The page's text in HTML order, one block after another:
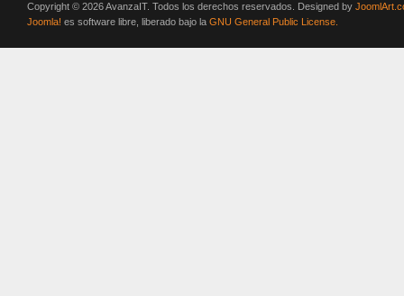
Copyright © 2026 AvanzaIT. Todos los derechos reservados. Designed by
Joomla! es software libre, liberado bajo la GNU General Public License.